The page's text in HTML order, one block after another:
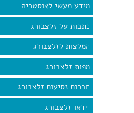
מידע מעשי לאוסטריה
כתבות על זלצבורג
המלצות לזלצבורג
מפות זלצבורג
חברות נסיעות זלצבורג
וידאו זלצבורג